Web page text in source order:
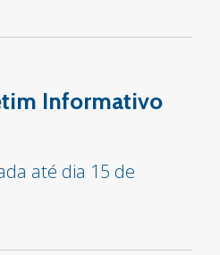
Informativo
até dia 15 de